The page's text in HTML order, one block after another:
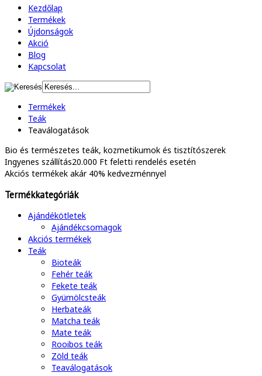
Kezdőlap
Termékek
Újdonságok
Akció
Blog
Kapcsolat
Termékek
Teák
Teaválogatások
Bio és természetes teák, kozmetikumok és tisztítószerek
Ingyenes szállítás20.000 Ft feletti rendelés esetén
Akciós termékek akár 40% kedvezménnyel
Termékkategóriák
Ajándékötletek
Ajándékcsomagok
Akciós termékek
Teák
Bioteák
Fehér teák
Fekete teák
Gyümölcsteák
Herbateák
Matcha teák
Mate teák
Rooibos teák
Zöld teák
Teaválogatások